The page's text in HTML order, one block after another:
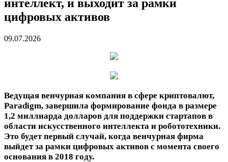
интеллект, и выходит за рамки
цифровых активов
09.07.2026
Ведущая венчурная компания в сфере криптовалют,
Paradigm, завершила формирование фонда в размере
1,2 миллиарда долларов для поддержки стартапов в
области искусственного интеллекта и робототехники.
Это будет первый случай, когда венчурная фирма
выйдет за рамки цифровых активов с момента своего
основания в 2018 году.